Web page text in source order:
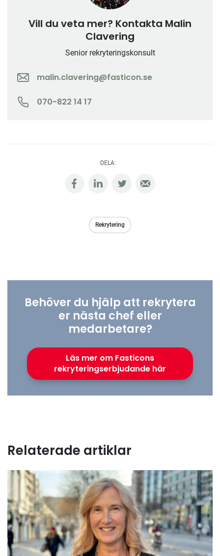
Vill du veta mer? Kontakta Malin
Clavering
Senior rekryteringskonsult
malin.clavering@fasticon.se
070-822 14 17
DELA:
Rekrytering
Behöver du hjälp att rekrytera
er nästa chef eller
medarbetare?
Läs mer om Fasticons
rekryteringserbjudande här
Relaterade artiklar